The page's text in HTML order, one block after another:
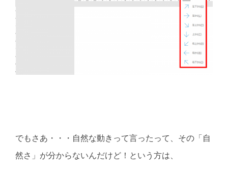
でもさあ・・・自然な動きって言ったって、その「自
然さ」が分からないんだけど！という方は、